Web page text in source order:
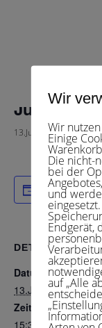
Diese Veranstaltung
Junioren
13.Juni 2025 , 15:30-
Zum
DETAILS
Datum:
13.Juni 2025
Zeit:
15:30 - 20:00
Wir
Wir
Einige
Die nicht-
bei der
und
Endgerät,
auf „Alle